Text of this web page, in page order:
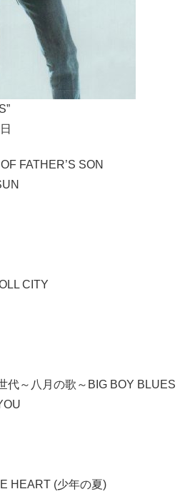
FATHER’S SON
CITY
代～八月の歌～BIG BOY BLUES
HEART (少年の夏)